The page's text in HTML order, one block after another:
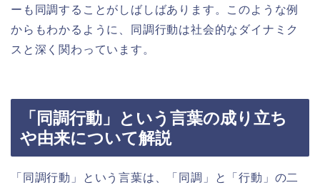
ーも同調することがしばしばあります。このような例
からもわかるように、同調行動は社会的なダイナミク
スと深く関わっています。
「同調行動」という言葉の成り立ち
や由来について解説
「同調行動」という言葉は、「同調」と「行動」の二